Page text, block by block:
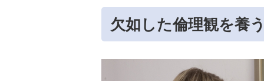
欠如した倫理観を養